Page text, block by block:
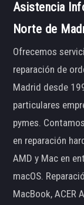
Asistencia
Norte de
Ofrecemos
reparación de
Madrid desde
particulares
pymes.
en reparación
AMD y Mac en
macOS.
MacBook, ACER